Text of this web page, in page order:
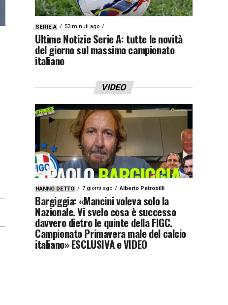
SERIE A 53 minuti ago
Ultime Notizie Serie A: tutte le novità
del giorno sul massimo campionato
italiano
VIDEO
HANNO DETTO 7 giorni ago Alberto Petrosilli
Bargiggia: «Mancini voleva solo la
Nazionale. Vi svelo cosa è successo
davvero dietro le quinte della FIGC.
Campionato Primavera male del calcio
italiano» ESCLUSIVA e VIDEO